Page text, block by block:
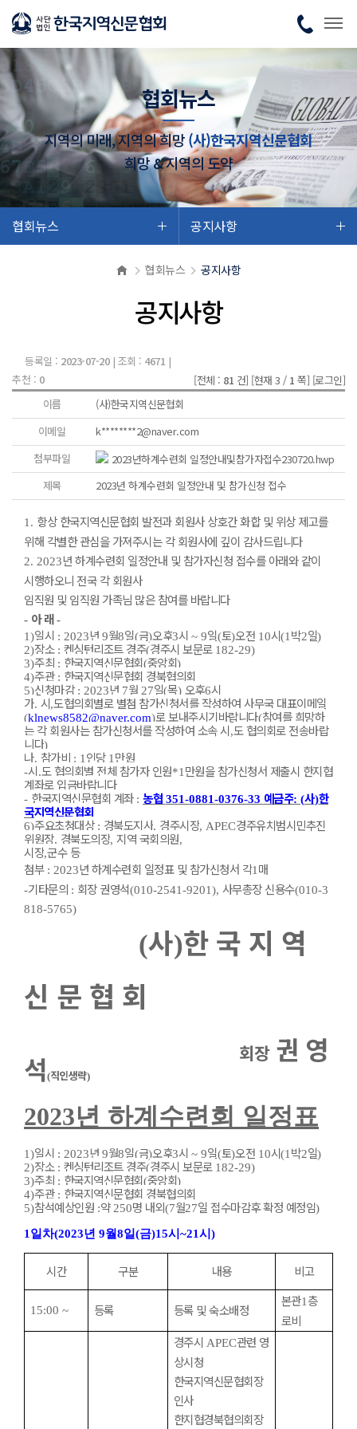
협회뉴스
지역의 미래, 지역의 희망(사)한국지역신문협회
희망 & 지역의 도약
협회뉴스 공지사항
협회뉴스 공지사항
공지사항
등록일 : 2023-07-20| 조회 : 4671 |
추천 : 0 [전체 : 81 건] [현재 3 / 1 쪽] [로그인]
이름
(사)한국지역신문협회
이메일
k********2@naver.com
첨부파일
2023년하계수련회 일정안내및참가자접수230720.hwp
제목
2023년 하계수련회 일정안내 및 참가신청 접수
1. 항상 한국지역신문협회 발전과 회원사 상호간 화합 및 위상 제고를
위해 각별한 관심을 가져주시는 각 회원사에 깊이 감사드립니다
2. 2023년 하계수련회 일정안내 및 참가자신청 접수를 아래와 같이
시행하오니 전국 각 회원사
임직원 및 임직원 가족님 많은 참여를 바랍니다
- 아 래-
1)일시 : 2023년 9월8일(금)오후3시 ~ 9일(토)오전 10시(1 박2일)
2)장소 : 켄싱턴리조트 경주(경주시 보문로 182-29)
3)주최 : 한국지역신문협회(중앙회)
4)주관 : 한국지역신문협회 경북협의회
5)신청마감 : 2023년 7월 27일(목) 오후6시
가. 시,도협의회별로 별첨 참가신청서를 작성하여 사무국 대표이메일
(klnews8582@naver.com)로 보내주시기바랍니다(참여를 희망하
는 각 회원사는 참가신청서를 작성하여 소속 시,도 협의회로 전송바랍
니다)
나. 참가비 : 1 인당 1 만원
-시,도 협의회별 전체 참가자 인원*1 만원을 참가신청서 제출시 한지협
계좌로 입금바랍니다
- 한국지역신문협회 계좌 : 농협 351-0881-0376-33 예금주: (사)한
국지역신문협회
6)주요초청대상 : 경북도지사, 경주시장, APEC경주유치범시민추진
위원장, 경북도의장, 지역 국회의원,
시장,군수 등
첨부 : 2023년 하계수련회 일정표 및 참가신청서 각1 매
-기타문의 : 회장 권영석(010-2541-9201), 사무총장 신용수(010-3
818-5765)
(사)한 국 지 역
신 문 협 회
회장 권 영
석(직인생략)
2023년 하계수련회 일정표
1)일시 : 2023년 9월8일(금)오후3시 ~ 9일(토)오전 10시(1 박2일)
2)장소 : 켄싱턴리조트 경주(경주시 보문로 182-29)
3)주최 : 한국지역신문협회(중앙회)
4)주관 : 한국지역신문협회 경북협의회
5)참석예상인원 :약 250명 내외(7월27일 접수마감후 확정 예정임)
1 일차(2023년 9월8일(금)15시 ~21시 )
시간 구분 내용 비고
15:00 ~ 등록 등록 및 숙소배정
본관1 층
로비
경주시 APEC관련 영
상시청
한국지역신문협회장
인사
한지협경북협의회장